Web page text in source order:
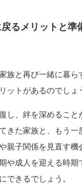
るメリットと準
族と再び一緒に暮ら
ットがあるのでしょ
し、絆を深めること
きた家族と、もう一
親子関係を見直す機
や成人を迎える時期
できるでしょう。